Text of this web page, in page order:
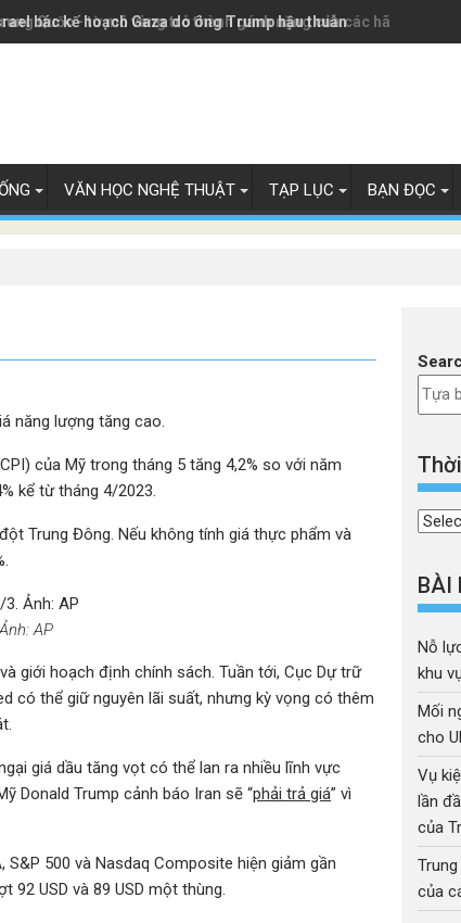
Quốc - từ mỏ vàng trở thành gánh nặng của các hãng xe Đức
bác kế hoạch Gaza do ông Trump hậu thuẫn
VĂN HỌC NGHỆ THUẬT TẠP LỤC BẠN ĐỌC
năng lượng tăng cao.
của Mỹ trong tháng 5 tăng 4,2% so với năm
kể từ tháng 4/2023.
Trung Đông. Nếu không tính giá thực phẩm và
AP
giới hoạch định chính sách. Tuần tới, Cục Dự trữ
có thể giữ nguyên lãi suất, nhưng kỳ vọng có thêm
giá dầu tăng vọt có thể lan ra nhiều lĩnh vực
Donald Trump cảnh báo Iran sẽ “phải trả giá” vì
500 và Nasdaq Composite hiện giảm gần
92 USD và 89 USD một thùng.
Thời
BÀI
Nỗ
khu
Mối
cho
Vụ
lần
của
của